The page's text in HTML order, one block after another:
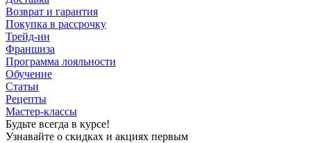
Возврат и гарантия
Покупка в рассрочку
Трейд-ин
Франшиза
Программа лояльности
Обучение
Статьи
Рецепты
Мастер-классы
Будьте всегда в курсе!
Узнавайте о скидках и акциях первым